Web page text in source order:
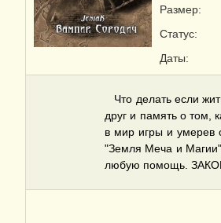
Размер:
Статус:
Даты:
Что делать если
друг и память о том,
в мир игры и умерев
"Земля Меча и
любую помощь.